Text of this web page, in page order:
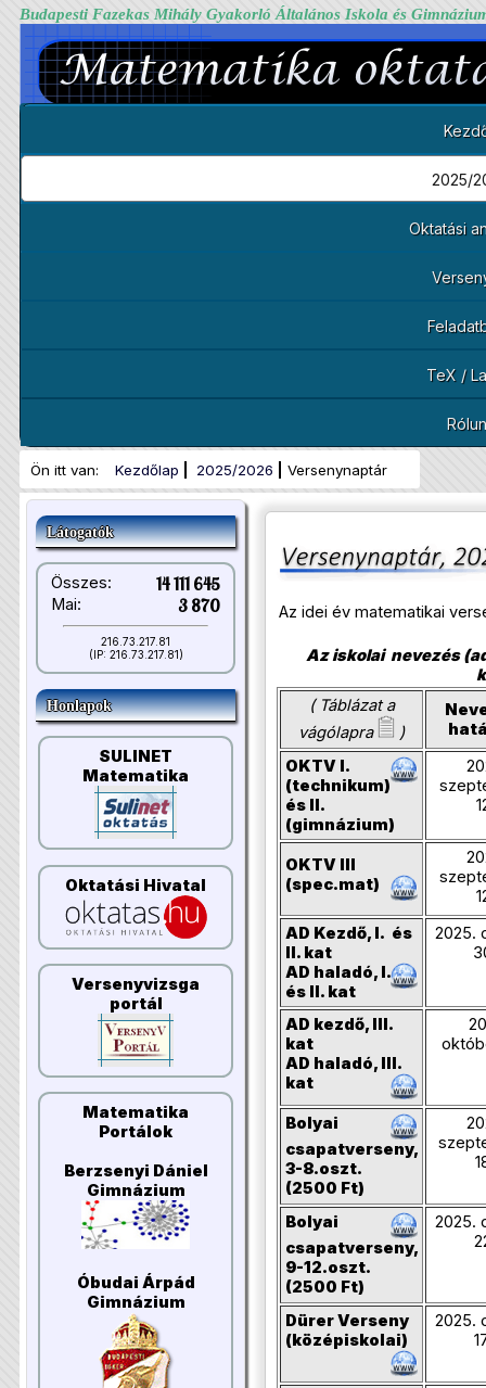
Budapesti Fazekas Mihály Gyakorló Általános Iskola és
2025/
Oktatási
TeX /
Ön itt van: Kezdőlap 2025/2026 Versenynaptár
Látogatók
Összes: 14 111 645
Mai: 3 870
216.73.217.81
(IP: 216.73.217.81)
Honlapok
SULINET
Matematika
Oktatási Hivatal
Versenyvizsga
portál
Matematika
Portálok
Berzsenyi Dániel
Gimnázium
Óbudai Árpád
Gimnázium
Az idei év matematikai
Az iskolai nevezés
( Táblázat a
vágólapra
)
OKTV I.
(technikum)
és II.
(gimnázium)
OKTV III
(spec.mat)
AD Kezdő, I. és
II. kat
AD haladó, I.
és II. kat
2025.
AD kezdő, III.
kat
AD haladó, III.
kat
Bolyai
csapatverseny,
3-8.oszt.
(2500 Ft)
Bolyai
csapatverseny,
9-12.oszt.
(2500 Ft)
2025.
DürerVerseny
(középiskolai)
2025.